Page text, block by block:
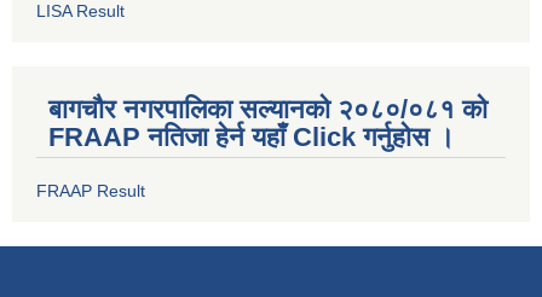
LISA Result
बागचौर नगरपालिका सल्यानको २०८०/०८१ को
FRAAP नतिजा हेर्न यहाँ Click गर्नुहोस ।
FRAAP Result